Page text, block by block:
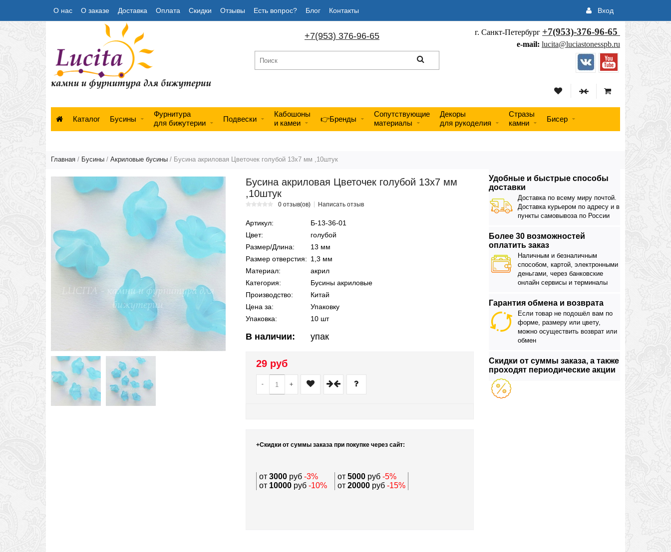
О нас О заказе Доставка Оплата Скидки Отзывы Есть вопрос? Блог Контакты Вход
г. Санкт-Петербург +7(953)-376-96-65
e-mail: lucita@luciastonesspb.ru
+7(953) 376-96-65
Каталог Бусины
Фурнитура
для бижутерии
Подвески
Кабошоны
и камеи
👉Бренды
Сопутствующие
материалы
Декоры
для рукоделия
Стразы
камни
Бисер
Главная / Бусины / Акриловые бусины / Бусина акриловая Цветочек голубой 13х7 мм ,10штук
Удобные и быстрые способы
доставки
Доставка по всему миру почтой.
Доставка курьером по адресу и в
пункты самовывоза по России
Более 30 возможностей
оплатить заказ
Наличным и безналичным
способом, картой, электронными
деньгами, через банковские
онлайн сервисы и терминалы
Гарантия обмена и возврата
Если товар не подошёл вам по
форме, размеру или цвету,
можно осуществить возврат или
обмен
Скидки от суммы заказа, а также
проходят периодические акции
Бусина акриловая Цветочек голубой 13х7 мм
,10штук
0 отзыв(ов) Написать отзыв
Артикул:
Б-13-36-01
Цвет:
голубой
Размер/Длина:
13 мм
Размер отверстия: 1,3 мм
Материал:
акрил
Категория:
Бусины акриловые
Производство:
Китай
Цена за:
Упаковку
Упаковка:
10 шт
В наличии: упак
29 руб
- +
+Скидки от суммы заказа при покупке через сайт:
от3000руб -3% от 5000руб-5%
от 10000руб -10% от 20000руб -15%